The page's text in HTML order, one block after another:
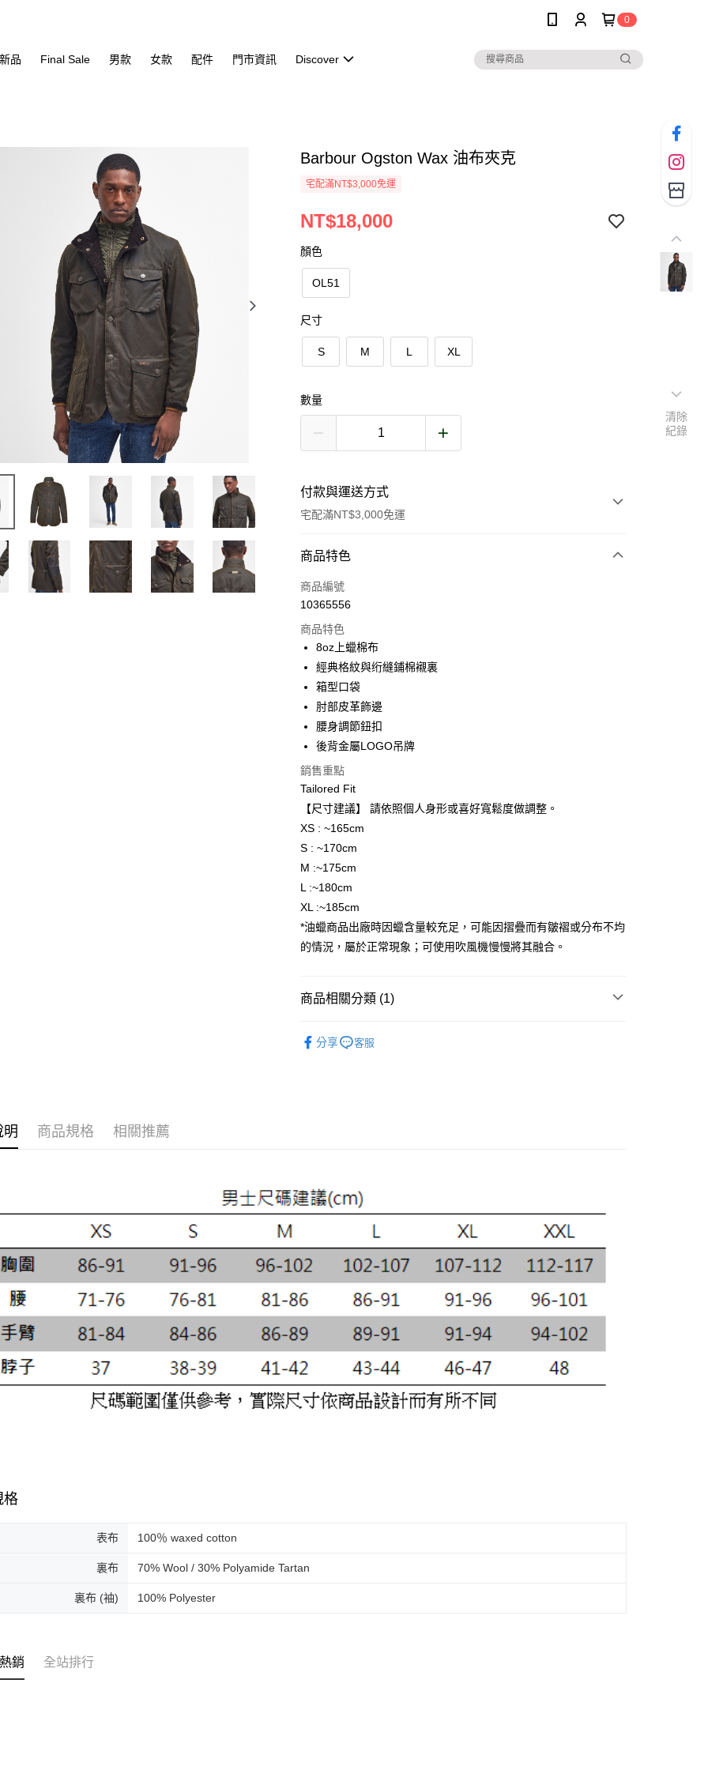
0
品 Final Sale 男款 女款 配件 門市資訊 Discover
Barbour Ogston Wax 油布夾克
宅配滿NT$3,000免運
NT$18,000
顏色
OL51
尺寸
S M L XL
數量
付款與運送方式
宅配滿NT$3,000免運
付款方式
信用卡一次付款
3 期 0 利率 每期
合作金庫商業銀行
華南商業銀行
國泰世華商業銀行
臺灣中小企業銀行
匯豐（台灣）商業銀行
聯邦商業銀行
台新國際商業銀行
中國信託商業銀行
台灣樂天信用卡公司
LINE Pay
街口支付
Google Pay
全盈+PAY
AFTEE先享後付
相關說明
AFTEE先享後付是「在收到商品之後才付款」的支付方式。 讓您購物簡單
便利好安心！
１．簡單：不需註冊會員、不需綁卡、不需儲值。
２．便利：只要手機號碼，簡訊認證，即可結帳。
３．安心：先確認商品／服務後，再付款。
１．於結帳方式選擇「AFTEE先享後付」後，將跳轉至「AFTEE先享後
付」結帳頁面，進行簡訊認證並確認金額後，即可完成結帳。
３．收到繳費通知簡訊後14天內，點擊此簡訊中的連結，可透過四大超商
／ATM／網路銀行／等多元方式進行付款，方視為交易完成。
交易，需依本服務之必要範圍內提供個人資料，並將交易相關給付款項請
求債權轉讓予恩沛科技股份有限公司。
https://aftee.tw/terms/#terms3
３．未成年的使用者請事先徵得法定代理人或監護人之同意方可使用
「AFTEE先享後付」，若未經同意申辦者引起之損失，本公司不負相關責
４．使用「AFTEE先享後付」時，將依據個別帳號之用戶狀況，依本公司
即時審查核予不同之上限額度；若仍有額度不足之情形，本公司將視審查
結果請求用戶進行身份認證。
５．嚴禁一人註冊多個帳號或使用他人資訊註冊。若發現惡意使用之情
動。
ATM付款
運送方式
每筆NT$120，滿NT$3,000(含以上)免運費
商品特色
商品編號
10365556
商品特色
8oz上蠟棉布
經典格紋與绗縫鋪棉襯裏
箱型口袋
肘部皮革飾邊
腰身調節鈕扣
後背金屬LOGO吊牌
銷售重點
Tailored Fit
【尺寸建議】 請依照個人身形或喜好寬鬆度做調整。
XS : ~165cm
S : ~170cm
M :~175cm
L :~180cm
XL :~185cm
*油蠟商品出廠時因蠟含量較充足，可能因摺疊而有皺褶或分布不均
的情況，屬於正常現象；可使用吹風機慢慢將其融合。
商品相關分類 (1)
分享
客服
明 商品規格 相關推薦
格
表布 100％ waxed cotton
裏布 70% Wool / 30% Polyamide Tartan
裏布 (袖) 100% Polyester
銷 全站排行
清除
紀錄